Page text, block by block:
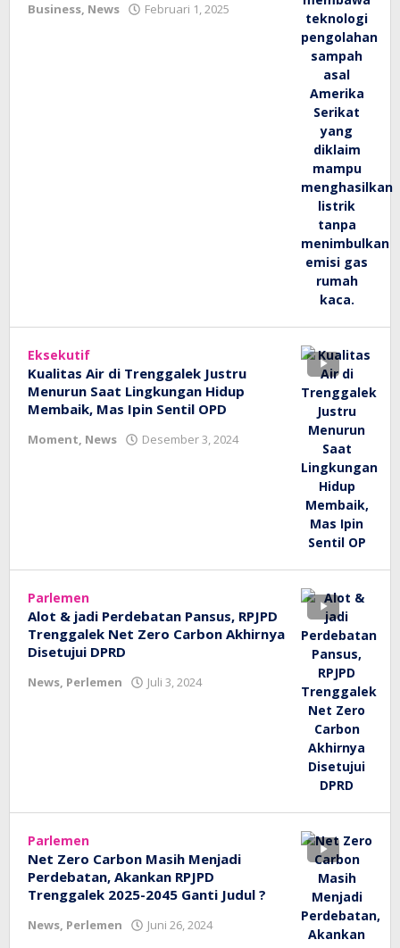
Business, News Februari 1, 2025
Eksekutif
Kualitas Air di Trenggalek Justru
Menurun Saat Lingkungan Hidup
Membaik, Mas Ipin Sentil OPD
Moment, News Desember 3, 2024
Parlemen
Alot & jadi Perdebatan Pansus, RPJPD
Trenggalek Net Zero Carbon Akhirnya
Disetujui DPRD
News, Perlemen Juli 3, 2024
Parlemen
Net Zero Carbon Masih Menjadi
Perdebatan, Akankan RPJPD
Trenggalek 2025-2045 Ganti Judul ?
News, Perlemen Juni 26, 2024